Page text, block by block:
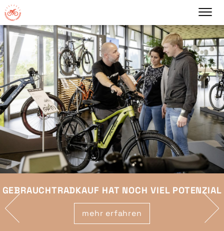
GEBRAUCHTRADKAUF HAT NOCH VIEL POTENZIAL
mehr erfahren